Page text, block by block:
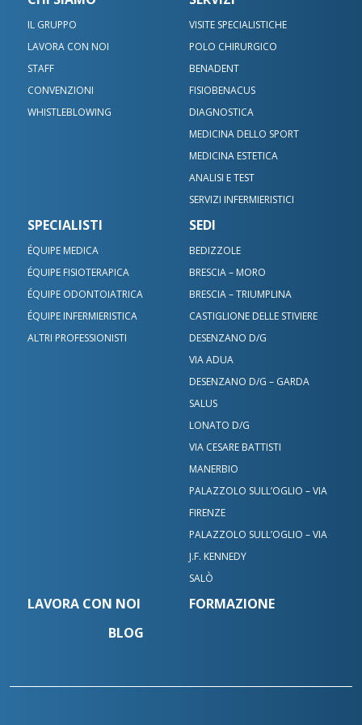
IL GRUPPO
LAVORA CON NOI
STAFF
CONVENZIONI
WHISTLEBLOWING
VISITE SPECIALISTICHE
POLO CHIRURGICO
BENADENT
FISIOBENACUS
DIAGNOSTICA
MEDICINA DELLO SPORT
MEDICINA ESTETICA
ANALISI E TEST
SERVIZI INFERMIERISTICI
SPECIALISTI
ÉQUIPE MEDICA
ÉQUIPE FISIOTERAPICA
ÉQUIPE ODONTOIATRICA
ÉQUIPE INFERMIERISTICA
ALTRI PROFESSIONISTI
SEDI
BEDIZZOLE
BRESCIA – MORO
BRESCIA – TRIUMPLINA
CASTIGLIONE DELLE STIVIERE
DESENZANO D/G
VIA ADUA
DESENZANO D/G – GARDA
SALUS
LONATO D/G
VIA CESARE BATTISTI
MANERBIO
PALAZZOLO SULL’OGLIO – VIA
FIRENZE
PALAZZOLO SULL’OGLIO – VIA
J.F. KENNEDY
SALÒ
LAVORA CON NOI
FORMAZIONE
BLOG